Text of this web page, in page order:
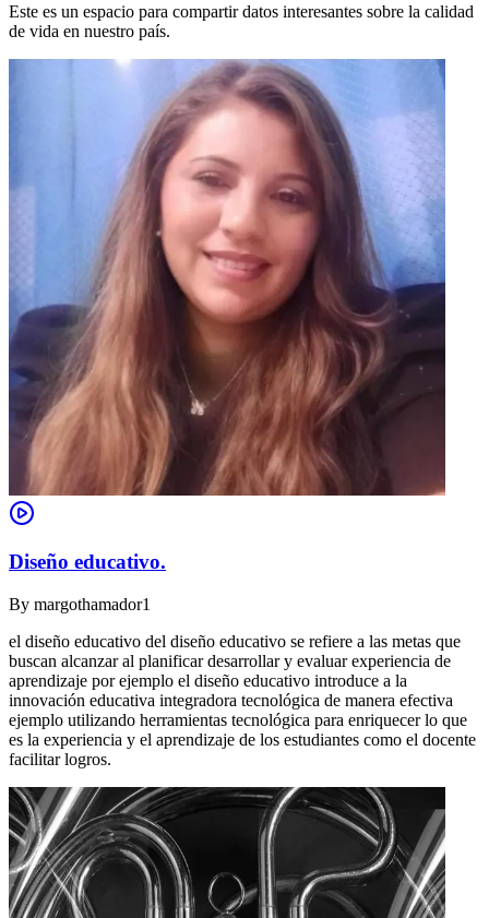
Este es un espacio para compartir datos interesantes sobre la calidad
de vida en nuestro país.
Diseño educativo.
By margothamador1
el diseño educativo del diseño educativo se refiere a las metas que
buscan alcanzar al planificar desarrollar y evaluar experiencia de
aprendizaje por ejemplo el diseño educativo introduce a la
innovación educativa integradora tecnológica de manera efectiva
ejemplo utilizando herramientas tecnológica para enriquecer lo que
es la experiencia y el aprendizaje de los estudiantes como el docente
facilitar logros.